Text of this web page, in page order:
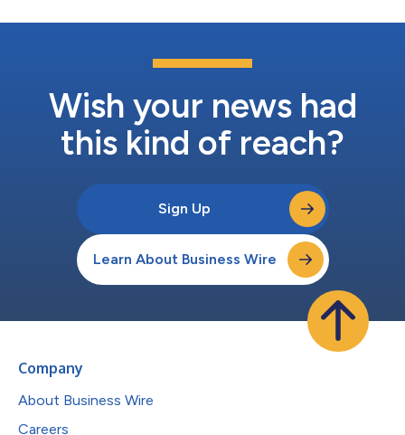
Wish your news had
this kind of reach?
Sign Up
Learn About Business Wire
Company
About Business Wire
Careers